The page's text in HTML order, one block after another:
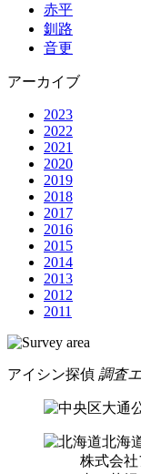
赤平
釧路
音更
アーカイブ
2023
2022
2021
2020
2019
2018
2017
2016
2015
2014
2013
2012
2011
アイシン探偵 調査
北海
株式会